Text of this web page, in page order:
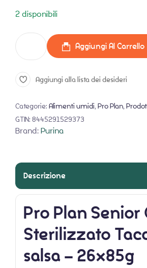
2 disponibili
Aggiungi Al Carrello
Aggiungi alla lista dei desideri
Categorie: Alimenti umidi, Pro Plan,
GTIN: 8445291529373
Brand:Purina
Descrizione
Pro Plan Senior
Sterilizzato
salsa – 26x85g